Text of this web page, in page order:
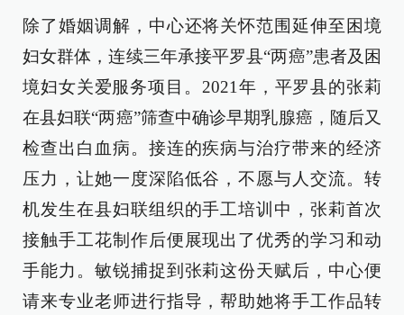
除了婚姻调解，中心还将关怀范围延伸至困境
妇女群体，连续三年承接平罗县“两癌”患者及困
境妇女关爱服务项目。2021年，平罗县的张莉
在县妇联“两癌”筛查中确诊早期乳腺癌，随后又
检查出白血病。接连的疾病与治疗带来的经济
压力，让她一度深陷低谷，不愿与人交流。转
机发生在县妇联组织的手工培训中，张莉首次
接触手工花制作后便展现出了优秀的学习和动
手能力。敏锐捕捉到张莉这份天赋后，中心便
请来专业老师进行指导，帮助她将手工作品转